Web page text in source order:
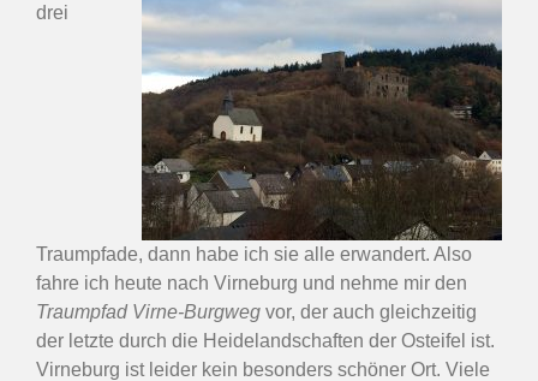
drei
Traumpfade, dann habe ich sie alle erwandert. Also
fahre ich heute nach Virneburg und nehme mir den
Traumpfad Virne-Burgweg vor, der auch gleichzeitig
der letzte durch die Heidelandschaften der Osteifel ist.
Virneburg ist leider kein besonders schöner Ort. Viele